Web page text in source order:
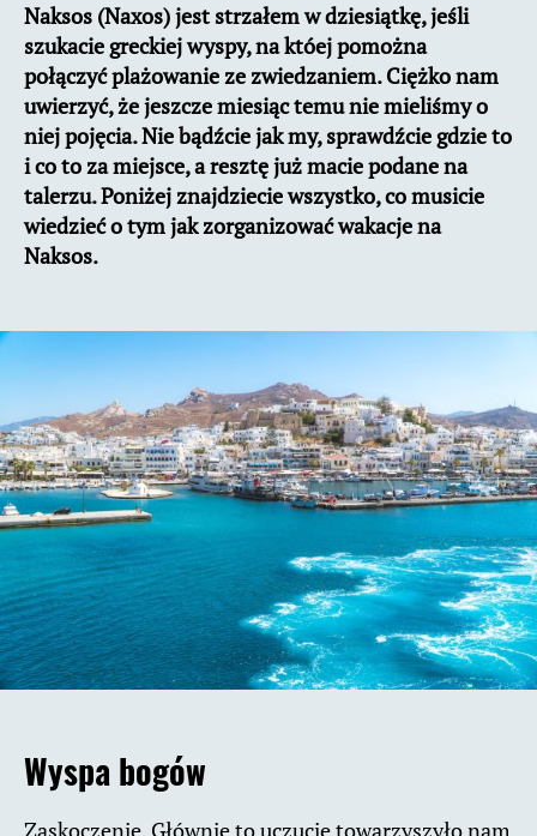
Naksos (Naxos) jest strzałem w dziesiątkę, jeśli
szukacie greckiej wyspy, na któej pomożna
połączyć plażowanie ze zwiedzaniem. Ciężko nam
uwierzyć, że jeszcze miesiąc temu nie mieliśmy o
niej pojęcia. Nie bądźcie jak my, sprawdźcie gdzie to
i co to za miejsce, a resztę już macie podane na
talerzu. Poniżej znajdziecie wszystko, co musicie
wiedzieć o tym jak zorganizować wakacje na
Naksos.
Wyspa bogów
Zaskoczenie. Głównie to uczucie towarzyszyło nam